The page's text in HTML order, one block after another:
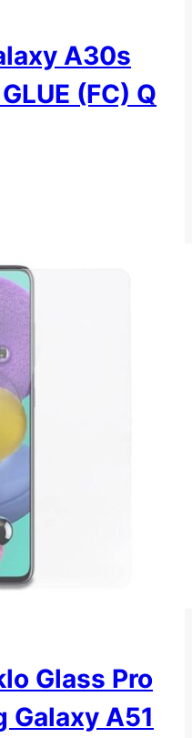
A30s
(FC) Q
Glass Pro
Galaxy A51